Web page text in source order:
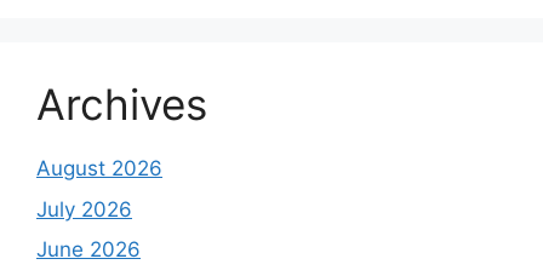
Archives
August 2026
July 2026
June 2026